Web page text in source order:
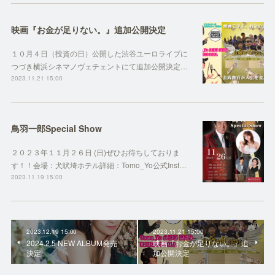
映画『お金が足りない。』追加公開決定
１０月４日（投資の日）公開した渋谷ユーロライブに
つづき横浜シネマノヴェチェントにて追加公開決定…
2023.11.21 15:00
鳥羽一郎Special Show
２０２３年１１月２６日 (日)ぜひお待ちしておりま
す！！会場：犬吠埼ホテル詳細：Tomo_Yo公式Inst…
2023.11.19 15:00
2023.12.19 15:00
2024.2.5 NEW ALBUM発売
決定
2023.11.21 15:00
映画『お金が足りない。』追
加公開決定